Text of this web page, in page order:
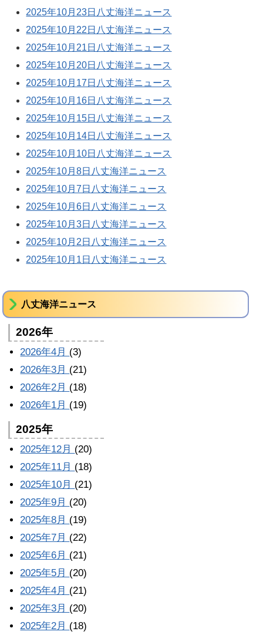
2025年10月23日八丈海洋ニュース
2025年10月22日八丈海洋ニュース
2025年10月21日八丈海洋ニュース
2025年10月20日八丈海洋ニュース
2025年10月17日八丈海洋ニュース
2025年10月16日八丈海洋ニュース
2025年10月15日八丈海洋ニュース
2025年10月14日八丈海洋ニュース
2025年10月10日八丈海洋ニュース
2025年10月8日八丈海洋ニュース
2025年10月7日八丈海洋ニュース
2025年10月6日八丈海洋ニュース
2025年10月3日八丈海洋ニュース
2025年10月2日八丈海洋ニュース
2025年10月1日八丈海洋ニュース
八丈海洋ニュース
2026年
2026年4月 (3)
2026年3月 (21)
2026年2月 (18)
2026年1月 (19)
2025年
2025年12月 (20)
2025年11月 (18)
2025年10月 (21)
2025年9月 (20)
2025年8月 (19)
2025年7月 (22)
2025年6月 (21)
2025年5月 (20)
2025年4月 (21)
2025年3月 (20)
2025年2月 (18)